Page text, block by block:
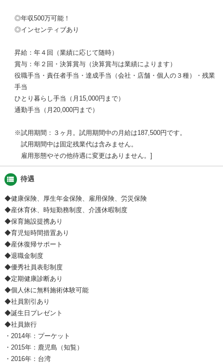
◎年収500万可能！
◎インセンティブあり
昇給：年４回（業績に応じて随時）
賞与：年２回・決算賞与（決算賞与は業績によります）
役職手当・責任者手当・達成手当（会社・店舗・個人の３種）・残業
手当
ひとり暮らし手当（月15,000円まで）
通勤手当（月20,000円まで）
※試用期間：３ヶ月。試用期間中の月給は187,500円です。
試用期間中は固定残業代は含みません。
雇用形態やその他待遇に変更はありません。
view_list 待遇
◆健康保険、厚生年金保険、雇用保険、労災保険
◆産休育休、時短勤務制度、介護休暇制度
◆保育施設提携あり
◆育児短時間措置あり
◆産休復帰サポート
◆退職金制度
◆優秀社員表彰制度
◆定期健康診断あり
◆個人休に無料施術体験可能
◆社員割引あり
◆誕生日プレゼント
◆社員旅行
・2014年：プーケット
・2015年：鹿児島（知覧）
・2016年：台湾